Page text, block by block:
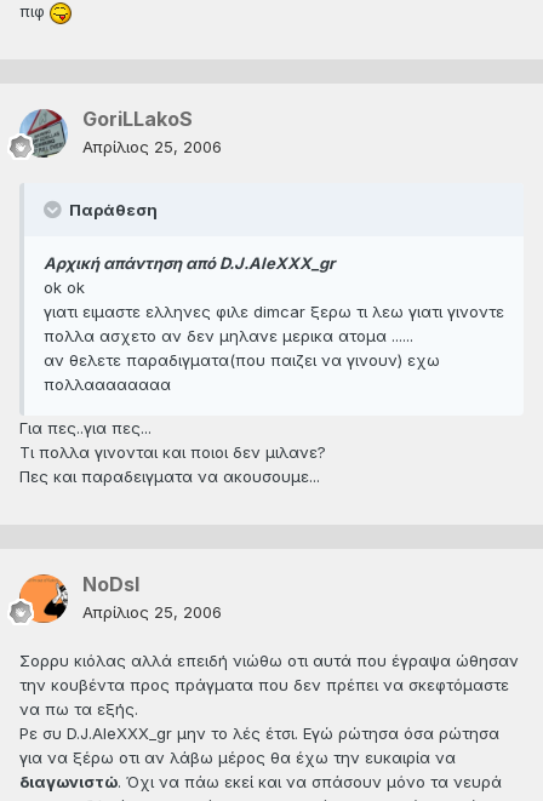
πιφ
GoriLLakoS
Απρίλιος 25, 2006
Παράθεση
Αρχική απάντηση από D.J.AleXXX_gr
ok ok
γιατι ειμαστε ελληνες φιλε dimcar ξερω τι λεω γιατι γινοντε
πολλα ασχετο αν δεν μηλανε μερικα ατομα ......
αν θελετε παραδιγματα(που παιζει να γινουν) εχω
πολλαααααααα
Για πες..για πες...
Τι πολλα γινονται και ποιοι δεν μιλανε?
Πες και παραδειγματα να ακουσουμε...
NoDsl
Απρίλιος 25, 2006
Σορρυ κιόλας αλλά επειδή νιώθω οτι αυτά που έγραψα ώθησαν
την κουβέντα προς πράγματα που δεν πρέπει να σκεφτόμαστε
να πω τα εξής.
Ρε συ D.J.AleXXX_gr μην το λές έτσι. Εγώ ρώτησα όσα ρώτησα
για να ξέρω οτι αν λάβω μέρος θα έχω την ευκαιρία να
διαγωνιστώ. Όχι να πάω εκεί και να σπάσουν μόνο τα νευρά